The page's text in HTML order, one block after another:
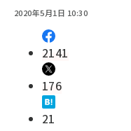
2020年5月1日 10:30
2141
176
21